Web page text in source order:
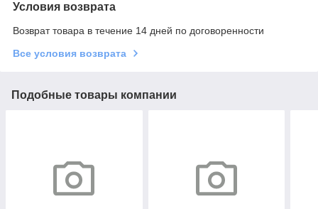
Условия возврата
Возврат товара в течение 14 дней по договоренности
Все условия возврата
Подобные товары компании